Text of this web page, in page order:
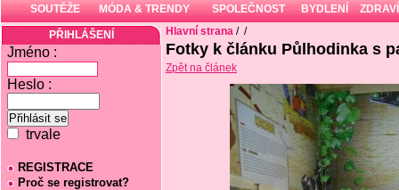
SOUTĚŽE MÓDA & TRENDY SPOLEČNOST BYDLENÍ ZDRAVÍ
PŘIHLÁŠENÍ
Jméno :
Heslo :
trvale
REGISTRACE
Proč se registrovat?
Hlavní strana / /
Fotky k článku Půlhodinka s
Zpět na článek